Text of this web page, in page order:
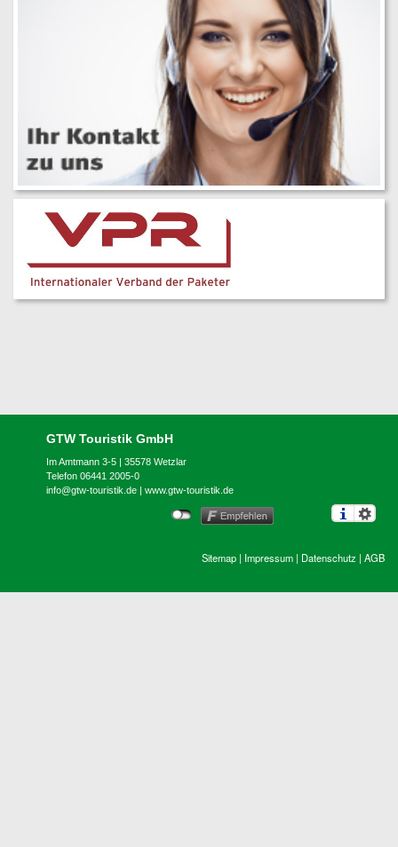
GTW Touristik GmbH
Im Amtmann 3-5 | 35578 Wetzlar
Telefon 06441 2005-0
info@gtw-touristik.de |www.gtw-touristik.de
Sitemap | Impressum | Datenschutz | AGB